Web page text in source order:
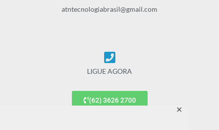
✕
atntecnologiabrasil@gmail.com
LIGUE AGORA
(62) 3626 2700